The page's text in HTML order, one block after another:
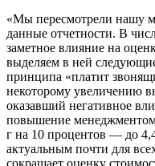
«Мы пересмотрели нашу
данные отчетности. В
заметное влияние на
выделяем в ней
принципа «платит
некоторому увеличению
оказавший негативное
повышение менеджментом
г на 10 процентов — до
актуальным почти для